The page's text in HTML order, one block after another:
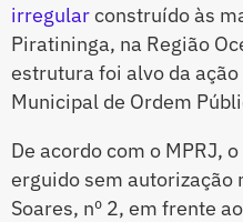
irregularconstruído às
Piratininga, na Região
estrutura foi alvo da
Municipal de Ordem
De acordo com o MPRJ,
erguido sem autorização
Soares, nº 2, em frente